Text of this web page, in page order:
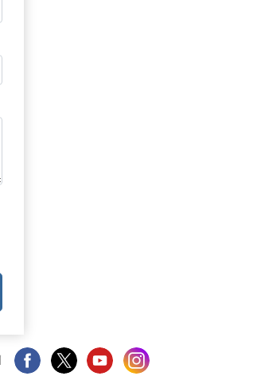
проблемы наркотиков
состояния
обучения